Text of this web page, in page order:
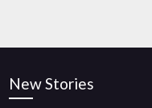
New Stories